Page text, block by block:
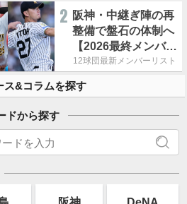
2 阪神・中継ぎ陣の再
整備で盤石の体制へ
【2026最終メンバー
リスト】
12球団最新メンバーリスト
ス&コラムを探す
ドから探す